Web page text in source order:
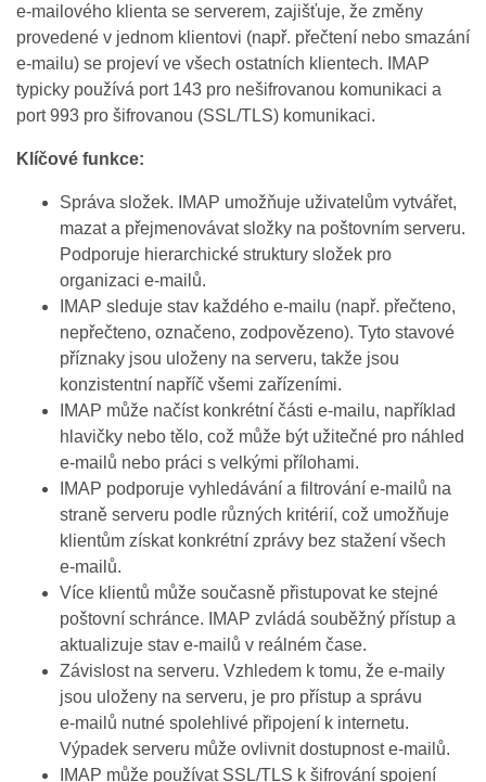
e‑mailového klienta se serverem, zajišťuje, že změny
provedené v jednom klientovi (např. přečtení nebo smazání
e‑mailu) se projeví ve všech ostatních klientech. IMAP
typicky používá port 143 pro nešifrovanou komunikaci a
port 993 pro šifrovanou (SSL/TLS) komunikaci.
Klíčové funkce:
Správa složek. IMAP umožňuje uživatelům vytvářet,
mazat a přejmenovávat složky na poštovním serveru.
Podporuje hierarchické struktury složek pro
organizaci e‑mailů.
IMAP sleduje stav každého e‑mailu (např. přečteno,
nepřečteno, označeno, zodpovězeno). Tyto stavové
příznaky jsou uloženy na serveru, takže jsou
konzistentní napříč všemi zařízeními.
IMAP může načíst konkrétní části e‑mailu, například
hlavičky nebo tělo, což může být užitečné pro náhled
e‑mailů nebo práci s velkými přílohami.
IMAP podporuje vyhledávání a filtrování e‑mailů na
straně serveru podle různých kritérií, což umožňuje
klientům získat konkrétní zprávy bez stažení všech
e‑mailů.
Více klientů může současně přistupovat ke stejné
poštovní schránce. IMAP zvládá souběžný přístup a
aktualizuje stav e‑mailů v reálném čase.
Závislost na serveru. Vzhledem k tomu, že e‑maily
jsou uloženy na serveru, je pro přístup a správu
e‑mailů nutné spolehlivé připojení k internetu.
Výpadek serveru může ovlivnit dostupnost e‑mailů.
IMAP může používat SSL/TLS k šifrování spojení